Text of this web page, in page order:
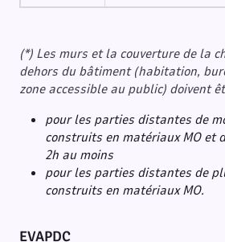
(*) Les murs et la couverture de la
dehors du bâtiment (habitation,
zone accessible au public) doivent
pour les parties distantes de
construits en matériaux MO et
2h au moins
pour les parties distantes de
construits en matériaux MO.
EVAPDC